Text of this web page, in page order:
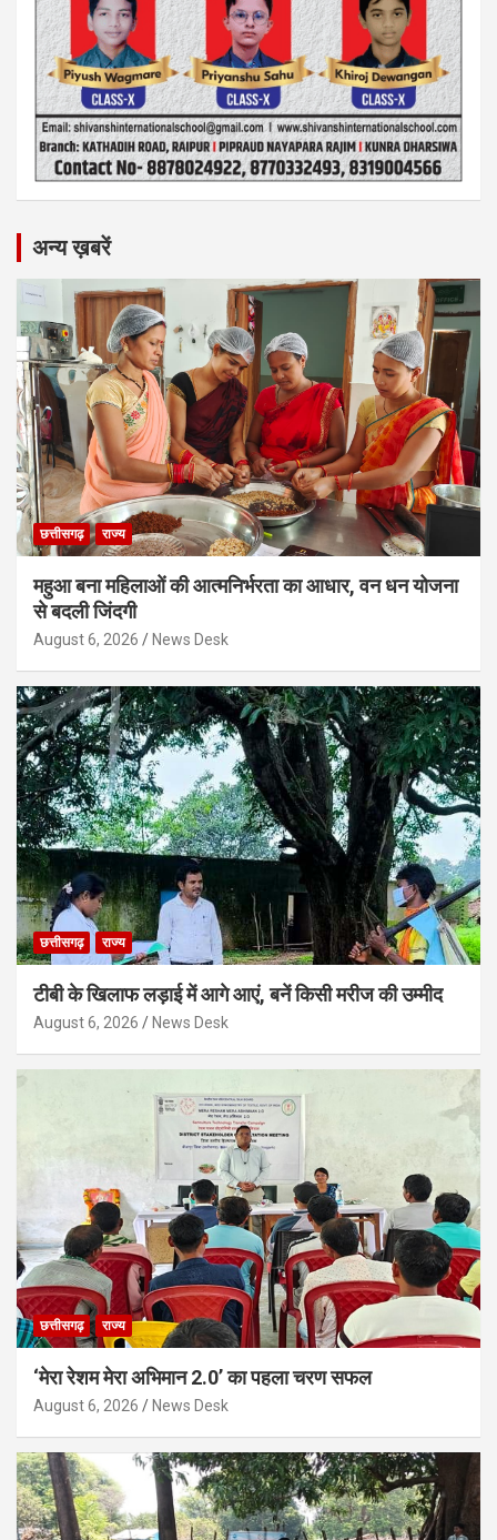
अन्य ख़बरें
छत्तीसगढ़ राज्य
महुआ बना महिलाओं की आत्मनिर्भरता का आधार, वन धन योजना
से बदली जिंदगी
August 6, 2026 News Desk
छत्तीसगढ़ राज्य
टीबी के खिलाफ लड़ाई में आगे आएं, बनें किसी मरीज की उम्मीद
August 6, 2026 News Desk
छत्तीसगढ़ राज्य
‘मेरा रेशम मेरा अभिमान 2.0’ का पहला चरण सफल
August 6, 2026 News Desk